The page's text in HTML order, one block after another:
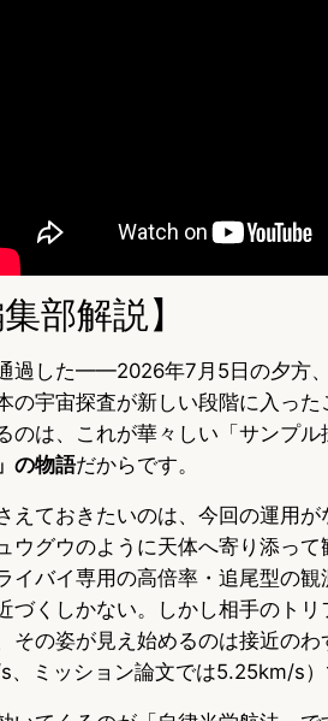
集部解説】
過した——2026年7月5日の夕方
の宇宙探査が新しい段階に入っ
のは、これが華々しい「サンプル
の物語だからです。
えておきたいのは、今回の運用
ウグウのように天体へ寄り添っ
イバイ専用の高倍率・追尾型の
づくしかない。しかし相手のト
その姿が見え始めるのは接近の
、ミッション論文では5.25km/s）